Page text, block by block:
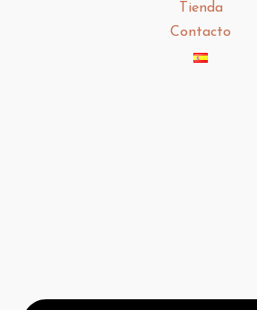
Tienda
Contacto